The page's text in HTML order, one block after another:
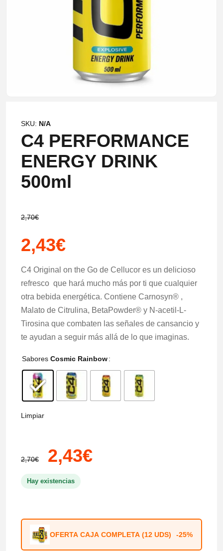
SKU: N/A
C4 PERFORMANCE
ENERGY DRINK
500ml
2,70€
2,43€
C4 Original on the Go de Cellucor es un delicioso
refresco que hará mucho más por ti que cualquier
otra bebida energética. Contiene Carnosyn® ,
Malato de Citrulina, BetaPowder® y N-acetil-L-
Tirosina que combaten las señales de cansancio y
te ayudan a seguir más allá de lo que imaginas.
Sabores Cosmic Rainbow
Limpiar
2,70€ 2,43€
Hay existencias
OFERTA CAJA COMPLETA (12 UDS) -25%